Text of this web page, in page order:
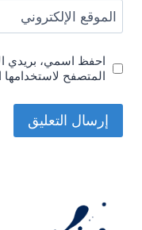
الموقع الإلكتروني
احفظ اسمي، بريدي
المتصفح لاستخدامها